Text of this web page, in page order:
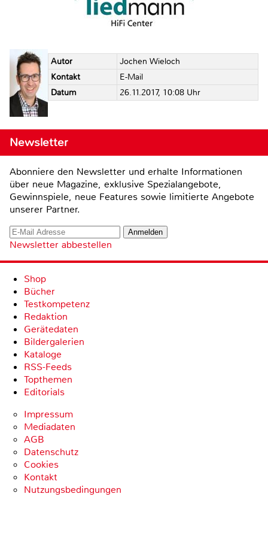
Autor
Jochen Wieloch
Kontakt
E-Mail
Datum
26.11.2017, 10:08 Uhr
Newsletter
Abonniere den Newsletter und erhalte Informationen
über neue Magazine, exklusive Spezialangebote,
Gewinnspiele, neue Features sowie limitierte Angebote
unserer Partner.
Newsletter abbestellen
Shop
Bücher
Testkompetenz
Redaktion
Gerätedaten
Bildergalerien
Kataloge
RSS-Feeds
Topthemen
Editorials
Impressum
Mediadaten
AGB
Datenschutz
Cookies
Kontakt
Nutzungsbedingungen